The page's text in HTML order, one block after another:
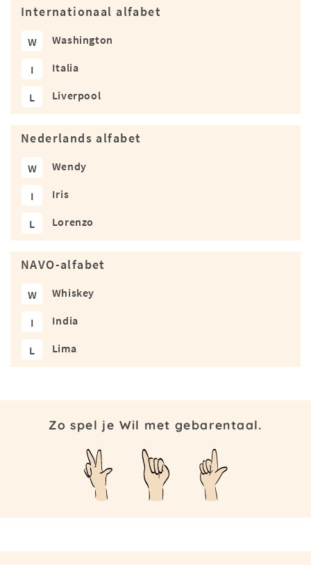
Internationaal alfabet
W Washington
I Italia
L Liverpool
Nederlands alfabet
W Wendy
I Iris
L Lorenzo
NAVO-alfabet
W Whiskey
I India
L Lima
Zo spel je Wil met gebarentaal.